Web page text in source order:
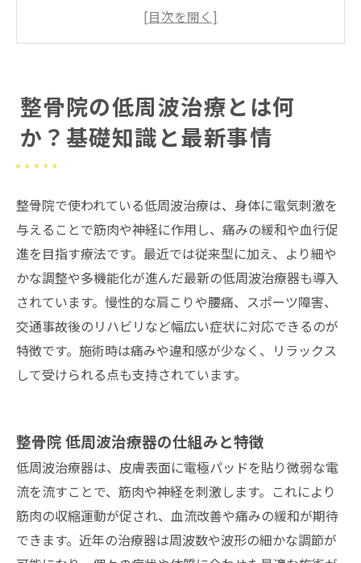
整骨院 低周波治療の安全性と正しい利用法
意点
院概要
整骨院の低周波治療とは何
か？基礎知識と最新事情
整骨院で使われている低周波治療は、身体に電気刺激を
与えることで筋肉や神経に作用し、痛みの緩和や血行促
進を目指す療法です。最近では従来型に加え、より細や
かな調整や多機能化が進んだ最新の低周波治療器も導入
されています。慢性的な肩こりや腰痛、スポーツ障害、
交通事故後のリハビリなど幅広い症状に対応できるのが
特徴です。施術時は痛みや違和感が少なく、リラックス
して受けられる点も支持されています。
整骨院 低周波治療器の仕組みと特徴
低周波治療器は、皮膚表面に電極パッドを貼り微弱な電
流を流すことで、筋肉や神経を刺激します。これにより
筋肉の収縮運動が促され、血流改善や痛みの緩和が期待
できます。近年の治療器は周波数や波形の細かな調節が